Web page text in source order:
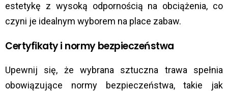
estetykę z wysoką odpornością na obciążenia, co
czyni je idealnym wyborem na place zabaw.
Certyfikaty i normy bezpieczeństwa
Upewnij się, że wybrana sztuczna trawa spełnia
obowiązujące normy bezpieczeństwa, takie jak